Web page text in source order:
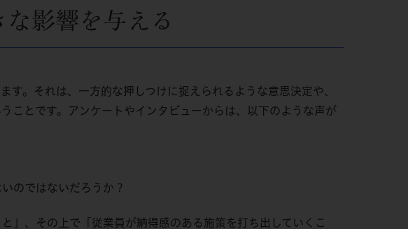
影響を与える
。それは、一方的な押しつけに捉えられるような意思決定や、
ことです。アンケートやインタビューからは、以下のような声が
のではないだろうか？
」、その上で「従業員が納得感のある施策を打ち出していくこ